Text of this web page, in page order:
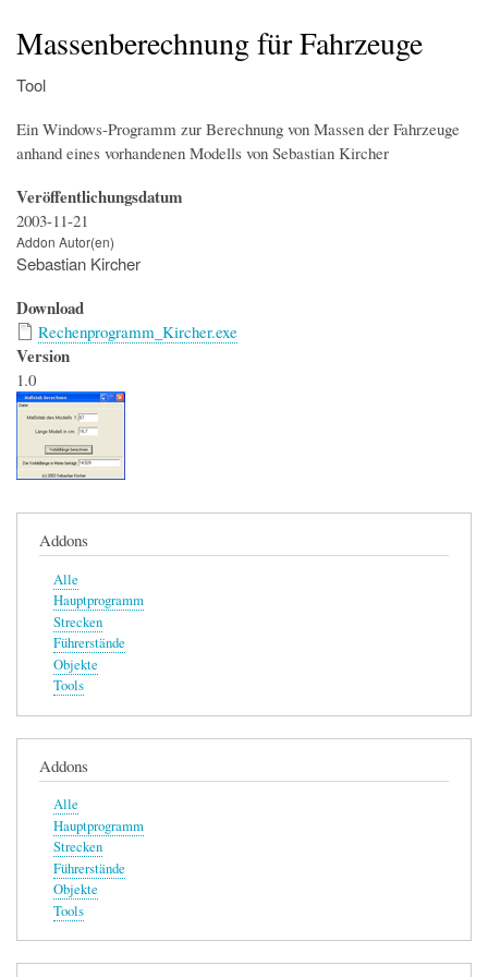
Massenberechnung für Fahrzeuge
Tool
Ein Windows-Programm zur Berechnung von Massen der Fahrzeuge
anhand eines vorhandenen Modells von Sebastian Kircher
Veröffentlichungsdatum
2003-11-21
Addon Autor(en)
Sebastian Kircher
Download
Rechenprogramm_Kircher.exe
Version
1.0
Addons
Alle
Hauptprogramm
Strecken
Führerstände
Objekte
Tools
Addons
Alle
Hauptprogramm
Strecken
Führerstände
Objekte
Tools